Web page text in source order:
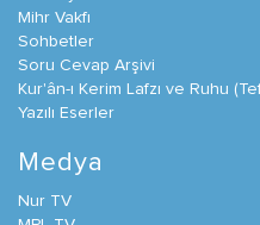
Mihr Vakfı
Sohbetler
Soru Cevap Arşivi
Kur'ân-ı Kerim Lafzı ve Ruhu
Yazılı Eserler
Medya
Nur TV